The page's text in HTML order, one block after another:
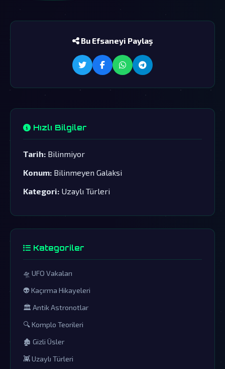
Bu Efsaneyi Paylaş
Hızlı Bilgiler
Tarih: Bilinmiyor
Konum: Bilinmeyen Galaksi
Kategori: Uzaylı Türleri
Kategoriler
🛸 UFO Vakaları
👽 Kaçırma Hikayeleri
🏛️ Antik Astronotlar
🔍 Komplo Teorileri
🏚️ Gizli Üsler
👾 Uzaylı Türleri